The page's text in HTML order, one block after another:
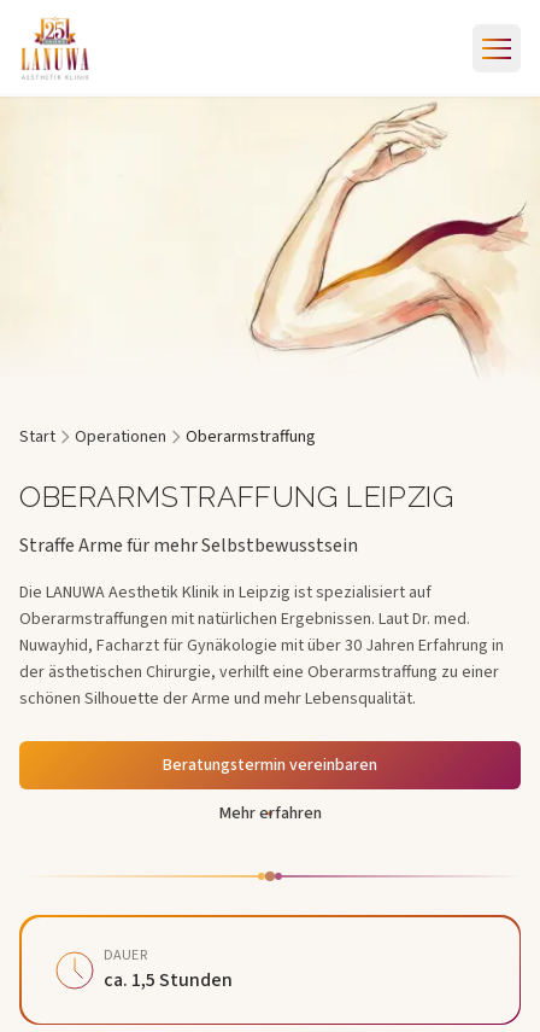
Start Operationen Oberarmstraffung
OBERARMSTRAFFUNG LEIPZIG
Straffe Arme für mehr Selbstbewusstsein
Die LANUWA Aesthetik Klinik in Leipzig ist spezialisiert auf
Oberarmstraffungen mit natürlichen Ergebnissen. Laut Dr. med.
Nuwayhid, Facharzt für Gynäkologie mit über 30 Jahren Erfahrung in
der ästhetischen Chirurgie, verhilft eine Oberarmstraffung zu einer
schönen Silhouette der Arme und mehr Lebensqualität.
Beratungstermin vereinbaren
Mehr erfahren
DAUER
ca. 1,5 Stunden